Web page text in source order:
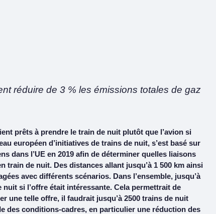
réduire de 3 % les émissions totales de gaz
prêts à prendre le train de nuit plutôt que l’avion si
européen d’initiatives de trains de nuit, s’est basé sur
dans l’UE en 2019 afin de déterminer quelles liaisons
de nuit. Des distances allant jusqu’à 1 500 km ainsi
avec différents scénarios. Dans l’ensemble, jusqu’à
si l’offre était intéressante. Cela permettrait de
une telle offre, il faudrait jusqu’à 2500 trains de nuit
des conditions-cadres, en particulier une réduction des